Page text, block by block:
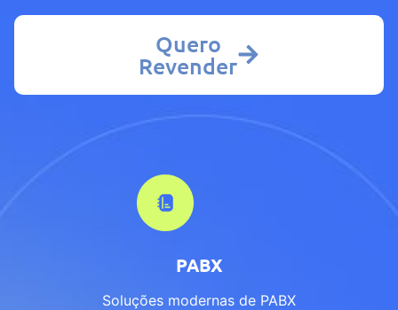
PABX
Soluções modernas de PABX
Quero
Revender